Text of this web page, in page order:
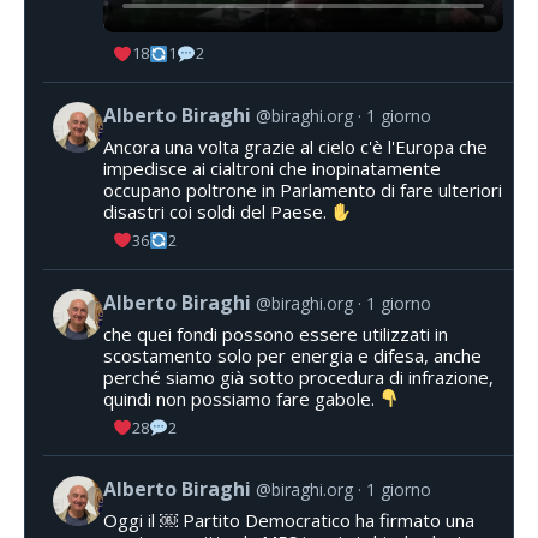
18 1 2
Alberto Biraghi @biraghi.org 1 giorno
Ancora una volta grazie al cielo c'è l'Europa che
impedisce ai cialtroni che inopinatamente
occupano poltrone in Parlamento di fare ulteriori
disastri coi soldi del Paese.
36 2
Alberto Biraghi @biraghi.org 1 giorno
che quei fondi possono essere utilizzati in
scostamento solo per energia e difesa, anche
perché siamo già sotto procedura di infrazione,
quindi non possiamo fare gabole.
28 2
Alberto Biraghi @biraghi.org 1 giorno
Oggi il ￼ Partito Democratico ha firmato una